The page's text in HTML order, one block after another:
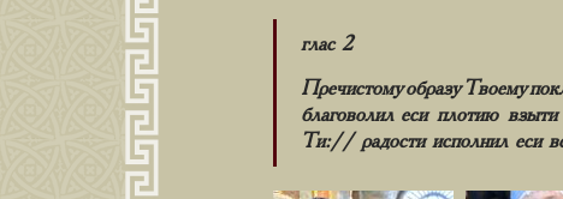
глас 2
Пречистому образу Твоему
благоволил еси плотию
Ти:// радости исполнил еси